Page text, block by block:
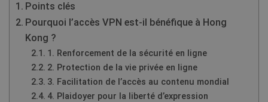
Points clés
Pourquoi l’accès VPN est-il bénéfique à Hong
Kong ?
1. Renforcement de la sécurité en ligne
2. Protection de la vie privée en ligne
3. Facilitation de l’accès au contenu mondial
4. Plaidoyer pour la liberté d’expression